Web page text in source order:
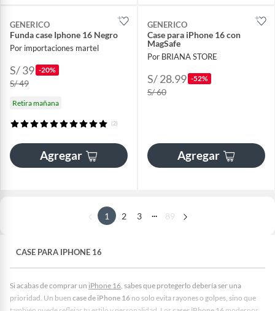
GENERICO
Funda case Iphone 16 Negro
Por importaciones martel
S/ 39 -20%
S/ 49
Retira mañana
(2)
Agregar
GENERICO
Case para iPhone 16 con
MagSafe
Por BRIANA STORE
S/ 28.99 -52%
S/ 60
Agregar
1 2 3 ... 89
CASE PARA IPHONE 16
Si acabas de comprar un iPhone 16, sabes que protegerlo debería ser una
prioridad. Un buen case de iPhone 16 no solo evita rayones o golpes, sino que